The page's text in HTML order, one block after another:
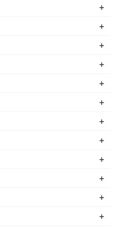
+
+
+
+
+
+
+
+
+
+
+
+